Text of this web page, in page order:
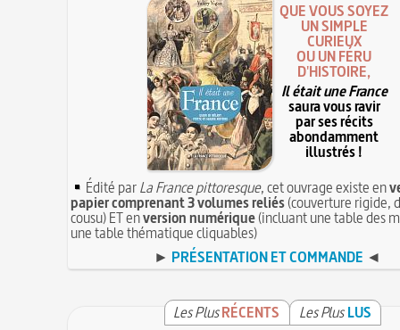
QUE VOUS SOYEZ
UN SIMPLE
CURIEUX
OU UN FÉRU
D'HISTOIRE,
Il était une France
saura vous ravir
par ses récits
abondamment
illustrés !
Édité parLa France pittoresque, cet ouvrage existe en
papier comprenant 3 volumes reliés(couverture rigide,
cousu) ET enversion numérique(incluant une table des
une table thématique cliquables)
► PRÉSENTATION ET COMMANDE ◄
Les PlusRÉCENTS Les Plus LUS